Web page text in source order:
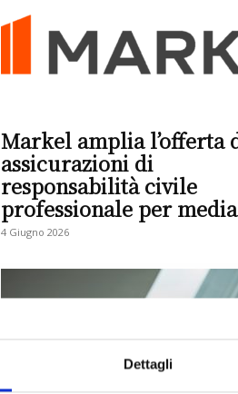
Dettagli
Markel amplia l’offerta
assicurazioni di
responsabilità civile
professionale per
4 Giugno 2026